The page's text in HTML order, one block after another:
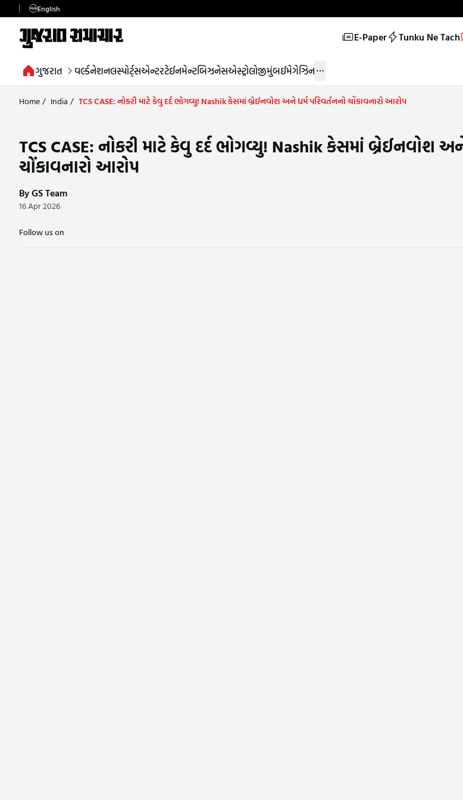
English
E-Paper Tunku Ne Tach
ગુજરાત વર્લ્ડનેશનલસ્પોર્ટ્સએન્ટરટેઈનમેન્ટબિઝનેસએસ્ટ્રોલોજીમુંબઈમેગેઝિન
Home/ India / TCS CASE: નોકરી માટે કેવુ દર્દ ભોગવ્યુ! Nashik કેસમાં બ્રેઈનવોશ અને ધર્મ પરિવર્તનનો ચોંકાવનારો આરોપ
TCS CASE: નોકરી માટે કેવુ દર્દ ભોગવ્યુ! Nashik કેસમાં બ્રેઈનવોશ
ચોંકાવનારો આરોપ
By GS Team
16 Apr 2026
Follow us on